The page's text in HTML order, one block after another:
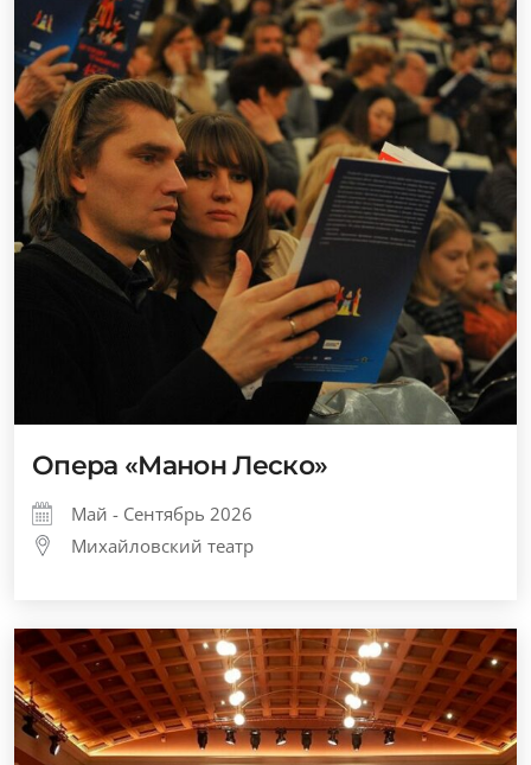
Опера «Манон Леско»
Май - Сентябрь 2026
Михайловский театр